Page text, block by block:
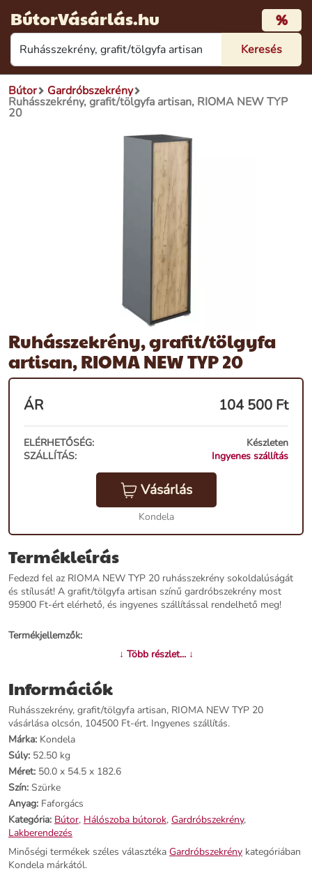
BútorVásárlás.hu %
Bútor Gardróbszekrény
Ruhásszekrény, grafit/tölgyfa artisan, RIOMA NEW TYP
20
Ruhásszekrény, grafit/tölgyfa
artisan, RIOMA NEW TYP 20
ÁR 104 500 Ft
ELÉRHETŐSÉG:
Készleten
SZÁLLÍTÁS:
Ingyenes szállítás
Vásárlás
Kondela
Termékleírás
Fedezd fel az RIOMA NEW TYP 20 ruhásszekrény sokoldalúságát
és stílusát! A grafit/tölgyfa artisan színű gardróbszekrény most
95900 Ft-ért elérhető, és ingyenes szállítással rendelhető meg!
Termékjellemzők:
Márka:Kondela.
Kategória:Gardróbszekrény.
Tömeg:52.50 kg.
Méret:
50.0 x 54.5 x 182.6 cm.
Szín:Szürke.
Szállítási díj:Ingyenes.
Előnyök:
Egyedi design:A grafit és tölgyfa artisan szín kombinációja stílust
kölcsönöz otthonodnak.
Tágas tárolás:Az ideális méretű gardrób a ruhák rendezett
tárolásához.
↓ Több részlet... ↓
Információk
Ruhásszekrény, grafit/tölgyfa artisan, RIOMA NEW TYP 20
vásárlása olcsón, 104500 Ft-ért. Ingyenes szállítás.
Márka: Kondela
Súly: 52.50 kg
Méret: 50.0 x 54.5 x 182.6
Szín: Szürke
Anyag: Faforgács
Kategória: Bútor, Hálószoba bútorok, Gardróbszekrény,
Lakberendezés
Minőségi termékek széles választéka Gardróbszekrény kategóriában
Kondela márkától.